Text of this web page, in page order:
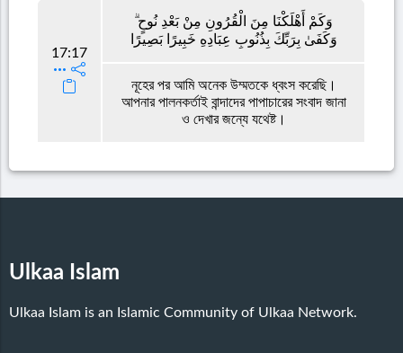
17:17
وَكَمْ أَهْلَكْنَا مِنَ الْقُرُونِ مِنْ بَعْدِ نُوحٍ ۗ
وَكَفَىٰ بِرَبِّكَ بِذُنُوبِ عِبَادِهِ خَبِيرًا بَصِيرًا
নূহের পর আমি অনেক উম্মতকে ধ্বংস করেছি।
আপনার পালনকর্তাই বান্দাদের পাপাচারের সংবাদ জানা
ও দেখার জন্যে যথেষ্ট।
Ulkaa Islam
Ulkaa Islam is an Islamic Community of Ulkaa Network.